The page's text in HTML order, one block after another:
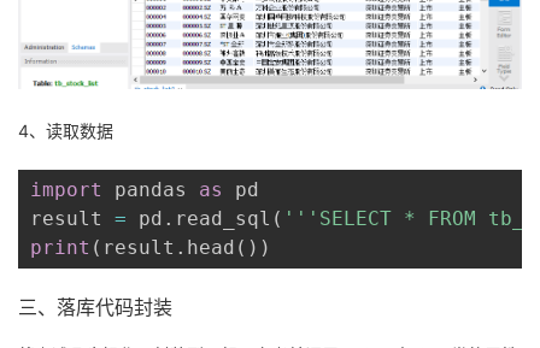
4、读取数据
import pandas as
pd
result = pd . read_sql ( '''SELECT * FROM
print ( result . head ( ) )
三、落库代码封装